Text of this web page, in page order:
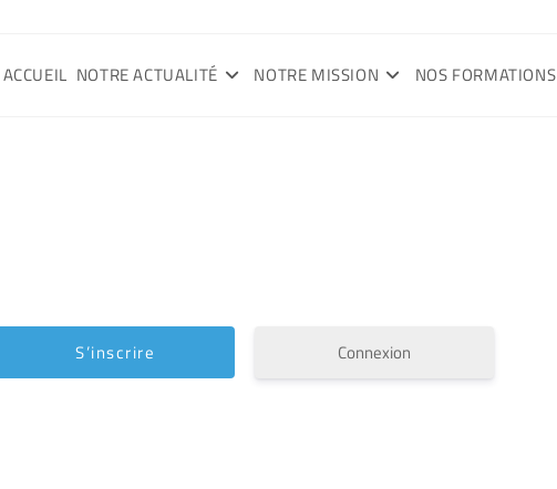
ACCUEIL NOTRE ACTUALITÉ NOTRE MISSION NOS FORMATIONS
Connexion